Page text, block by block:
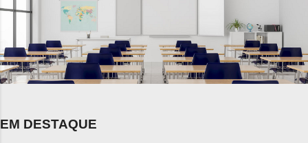
EM DESTAQUE